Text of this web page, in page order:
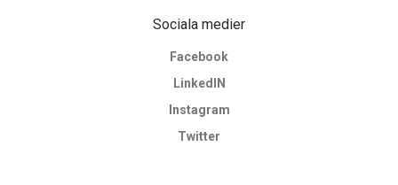
Sociala medier
Facebook
LinkedIN
Instagram
Twitter